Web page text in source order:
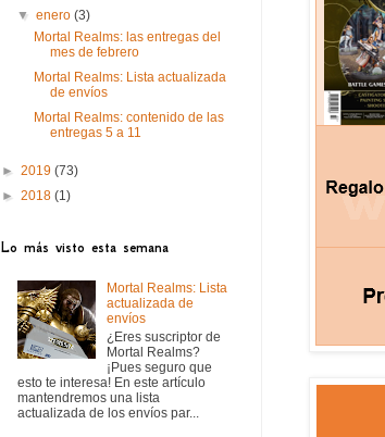
▼enero(3)
Mortal Realms: las entregas del
mes de febrero
Mortal Realms: Lista actualizada
de envíos
Mortal Realms: contenido de las
entregas 5 a 11
► 2019 (73)
► 2018 (1)
Lo más visto esta semana
Mortal Realms: Lista
actualizada de
envíos
¿Eres suscriptor de
Mortal Realms?
¡Pues seguro que
esto te interesa! En este artículo
mantendremos una lista
actualizada de los envíos par...